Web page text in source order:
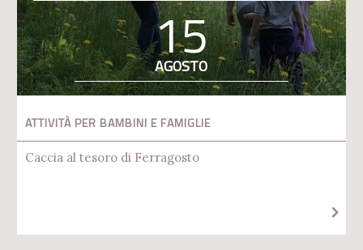
15
AGOSTO
ATTIVITÀ PER BAMBINI E FAMIGLIE
Caccia al tesoro di Ferragosto